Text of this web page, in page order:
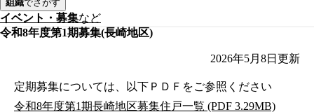
組織でさがす
イベント・募集など
令和8年度第1期募集(長崎地区)
2026年5月8日 更新
定期募集については、以下ＰＤＦをご参照ください
令和8年度第1期長崎地区募集住戸一覧 (PDF 3.29MB)